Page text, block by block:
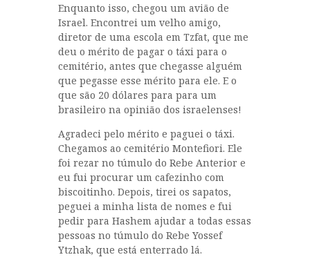
Enquanto isso, chegou um avião de
Israel. Encontrei um velho amigo,
diretor de uma escola em Tzfat, que me
deu o mérito de pagar o táxi para o
cemitério, antes que chegasse alguém
que pegasse esse mérito para ele. E o
que são 20 dólares para para um
brasileiro na opinião dos israelenses!
Agradeci pelo mérito e paguei o táxi.
Chegamos ao cemitério Montefiori. Ele
foi rezar no túmulo do Rebe Anterior e
eu fui procurar um cafezinho com
biscoitinho. Depois, tirei os sapatos,
peguei a minha lista de nomes e fui
pedir para Hashem ajudar a todas essas
pessoas no túmulo do Rebe Yossef
Ytzhak, que está enterrado lá.